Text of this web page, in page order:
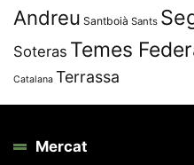
Andreu Santboià Sants
Soteras Temes
Catalana Terrassa
Mercat